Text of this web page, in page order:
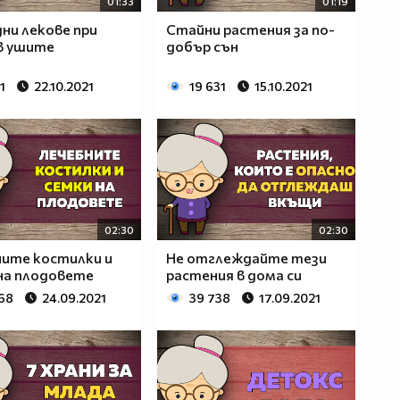
лекове при
ушите
22.10.2021
Стайни растения за по-
добър сън
19 631 15.10.2021
02:30
костилки и
плодовете
24.09.2021
02:30
Не отглеждайте тези
растения в дома си
39 738 17.09.2021